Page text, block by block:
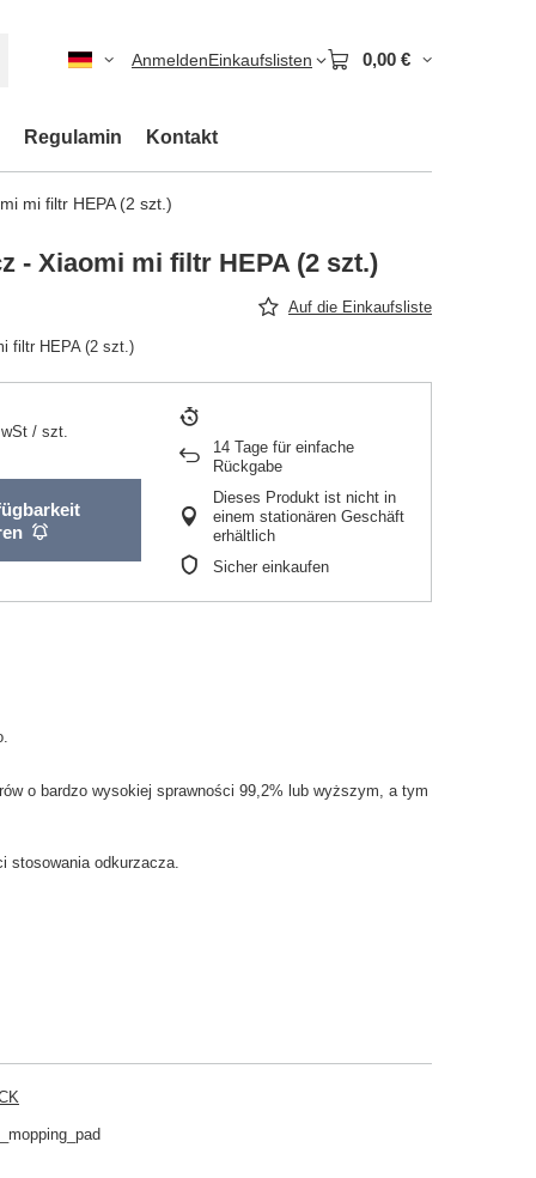
AnmeldenEinkaufslisten 0,00 €
Regulamin Kontakt
mi filtr HEPA (2 szt.)
- Xiaomi mi filtr HEPA (2 szt.)
Auf die Einkaufsliste
filtr HEPA (2 szt.)
/ szt.
14 Tage für einfache
Rückgabe
Dieses Produkt ist nicht in
einem stationären Geschäft
erhältlich
Sicher einkaufen
o bardzo wysokiej sprawności 99,2% lub wyższym, a tym
stosowania odkurzacza.